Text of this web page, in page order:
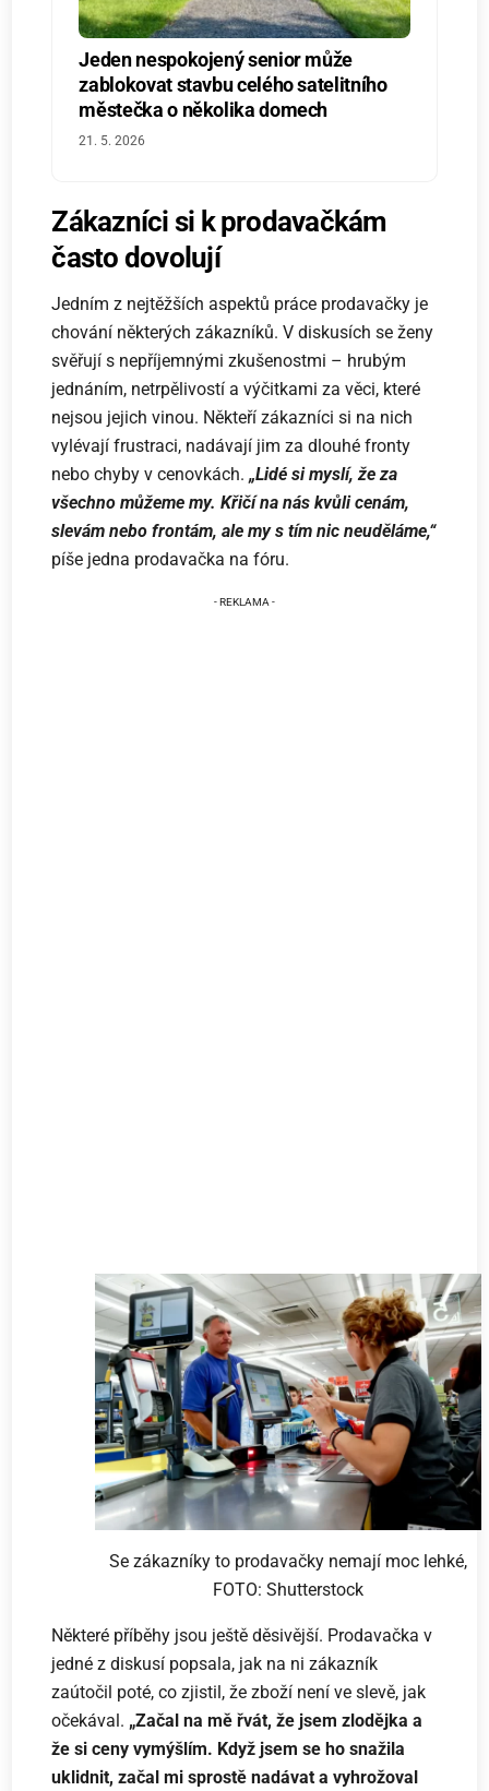
Jeden nespokojený senior může
zablokovat stavbu celého satelitního
městečka o několika domech
21. 5. 2026
Zákazníci si k prodavačkám
často dovolují
Jedním z nejtěžších aspektů práce prodavačky je
chování některých zákazníků. V diskusích se ženy
svěřují s nepříjemnými zkušenostmi – hrubým
jednáním, netrpělivostí a výčitkami za věci, které
nejsou jejich vinou. Někteří zákazníci si na nich
vylévají frustraci, nadávají jim za dlouhé fronty
nebo chyby v cenovkách.„Lidé si myslí, že za
všechno můžeme my. Křičí na nás kvůli cenám,
slevám nebo frontám, ale my s tím nic neuděláme,“
píše jedna prodavačka na fóru.
Se zákazníky to prodavačky nemají moc lehké,
FOTO: Shutterstock
Některé příběhy jsou ještě děsivější. Prodavačka v
jedné z diskusí popsala, jak na ni zákazník
zaútočil poté, co zjistil, že zboží není ve slevě, jak
očekával. „Začal na mě řvát, že jsem zlodějka a
že si ceny vymýšlím. Když jsem se ho snažila
uklidnit, začal mi sprostě nadávat a vyhrožoval